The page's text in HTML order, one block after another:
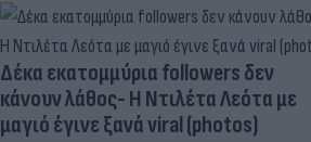
Δέκα εκατομμύρια followers δεν
κάνουν λάθος- Η Ντιλέτα Λεότα με
μαγιό έγινε ξανά viral (photos)